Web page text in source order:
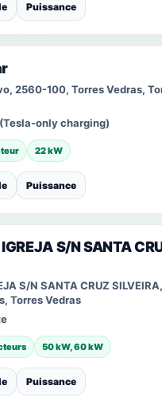
Puissance
2560-100, Torres Vedras,
only charging)
22 kW
Puissance
S/N SANTA
S/N SANTA CRUZ
Torres Vedras
50 kW, 60 kW
Puissance